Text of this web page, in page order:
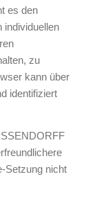
es den
individuellen
zu
kann über
identifiziert
Setzung nicht